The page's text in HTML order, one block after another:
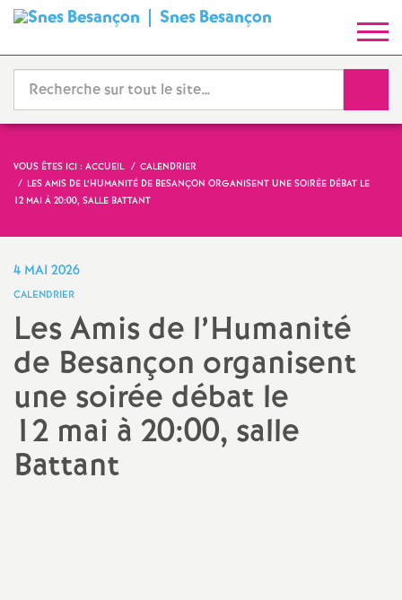
Snes Besançon
y
n
d
t
N
a
VOUS ÊTES ICI : ACCUEIL
CALENDRIER
LES AMIS DE L’HUMANITÉ DE BESANÇON ORGANISENT UNE SOIRÉE DÉBAT LE
12 MAI À 20:00, SALLE BATTANT
4 MAI 2026
CALENDRIER
Les Amis de l’Humanité
de Besançon organisent
une soirée débat le
12 mai à 20:00, salle
Battant